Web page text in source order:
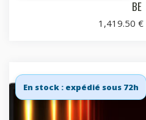
BE
1,419.50 €
En stock : expédié sous 72h